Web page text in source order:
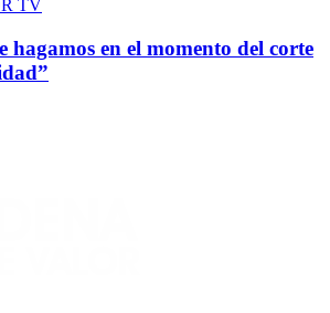
TV
hagamos en el momento del corte